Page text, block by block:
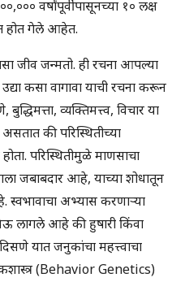
वर्षांपूर्वीपासूनच्या १० लक्ष
होत गेले आहेत.
जीव जन्मतो. ही रचना आपल्या
कसा वागावा याची रचना करून
व्यक्तिमत्त्व, विचार या
की परिस्थितीच्या
परिस्थितीमुळे माणसाचा
जबाबदार आहे, याच्या शोधातून
स्वभावाचा अभ्यास करणाऱ्या
लागले आहे की हुषारी किंवा
यात जनुकांचा महत्त्वाचा
(Behavior Genetics)